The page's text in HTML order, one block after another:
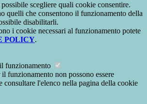
scegliere quali cookie consentire.
quelli che consentono il funzionamento della
disabilitarli.
i cookie necessari al funzionamento potete
POLICY.
funzionamento
funzionamento non possono essere
consultare l'elenco nella pagina della cookie